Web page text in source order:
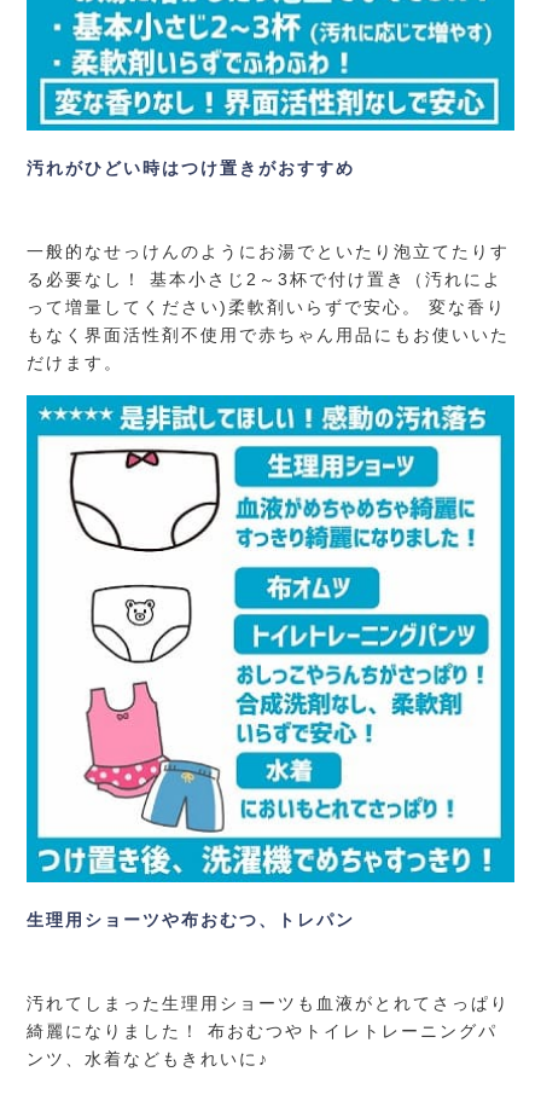
汚れがひどい時はつけ置きがおすすめ
一般的なせっけんのようにお湯でといたり泡立てたりす
る必要なし！ 基本小さじ2～3杯で付け置き（汚れによ
って増量してください)柔軟剤いらずで安心。 変な香り
もなく界面活性剤不使用で赤ちゃん用品にもお使いいた
だけます。
生理用ショーツや布おむつ、トレパン
汚れてしまった生理用ショーツも血液がとれてさっぱり
綺麗になりました！ 布おむつやトイレトレーニングパ
ンツ、水着などもきれいに♪